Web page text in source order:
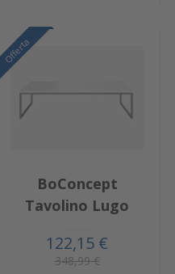
Offerta
BoConcept
Tavolino Lugo
122,15 €
348,99 €